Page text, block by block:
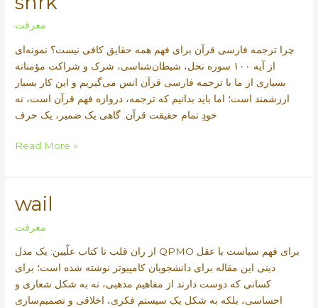
معرفت
چرا ترجمه فارسی قرآن برای فهم همه حقایق کافی نیست؟ نمونه‌ای
از آیه ۱۰۰ سوره نحل، شیطان‌شناسی، شرک و شراکت مؤمنانه
بسیاری از ما با ترجمه فارسی قرآن انس می‌گیریم و این کار بسیار
ارزشمند است؛ اما باید بدانیم که ترجمه، دروازه فهم قرآن است، نه
خودِ تمام حقیقت قرآن. گاهی یک ضمیر، یک حرف
shrk
Read More »
wail
معرفت
از ران قلب تا کتاب علّیین: یک مدل QPMO برای فهم سیاست با عقل
دینی این مقاله برای دانشجویان کامپیوتر نوشته شده است؛ برای
کسانی که دوست دارند از مفاهیم مذهبی، نه به شکل شعاری و
احساسی، بلکه به شکل یک سیستم فکری، اخلاقی و تصمیم‌سازی